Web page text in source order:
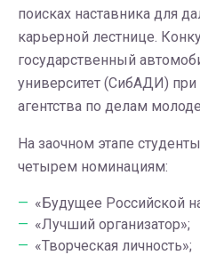
поисках наставника для
карьерной лестнице.
государственный
университет (СибАДИ)
агентства по делам
На заочном этапе
четырем номинациям:
«Будущее Российской
«Лучший организатор»;
«Творческая личность»;